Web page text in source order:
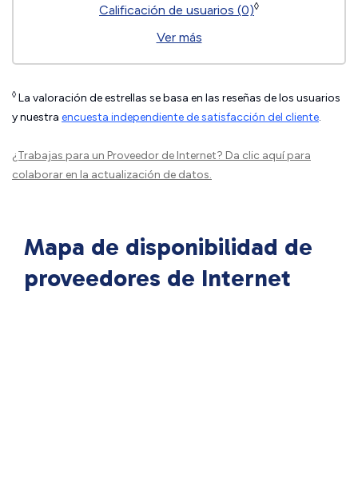
Calificación de usuarios (0)◊
Ver más
◊ La valoración de estrellas se basa en las reseñas de los usuarios
y nuestra encuesta independiente de satisfacción del cliente.
¿Trabajas para un Proveedor de Internet? Da clic aquípara
colaborar en la actualización de datos.
Mapa de disponibilidad de
proveedores de Internet